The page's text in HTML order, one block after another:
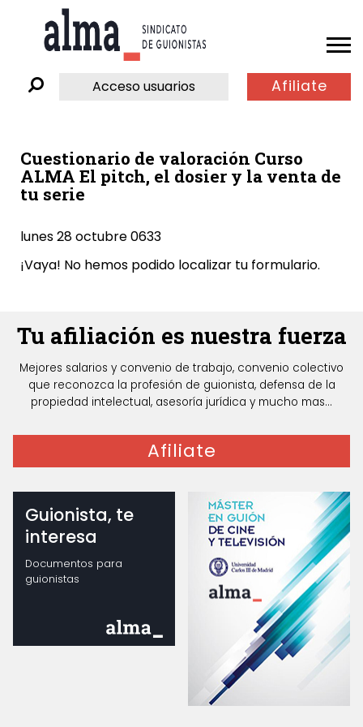
Acceso usuarios Afiliate
Cuestionario de valoración Curso
ALMA El pitch, el dosier y la venta de
tu serie
lunes 28 octubre 0633
¡Vaya! No hemos podido localizar tu formulario.
Tu afiliación es nuestra fuerza
Mejores salarios y convenio de trabajo, convenio colectivo
que reconozca la profesión de guionista, defensa de la
propiedad intelectual, asesoría jurídica y mucho mas...
Afiliate
Guionista, te
interesa
Documentos para
guionistas